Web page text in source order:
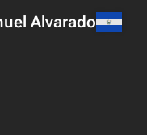
Alvarado